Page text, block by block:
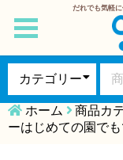
だれでも気軽
toggle
navigation
ホーム 商品カ
ーはじめての園で